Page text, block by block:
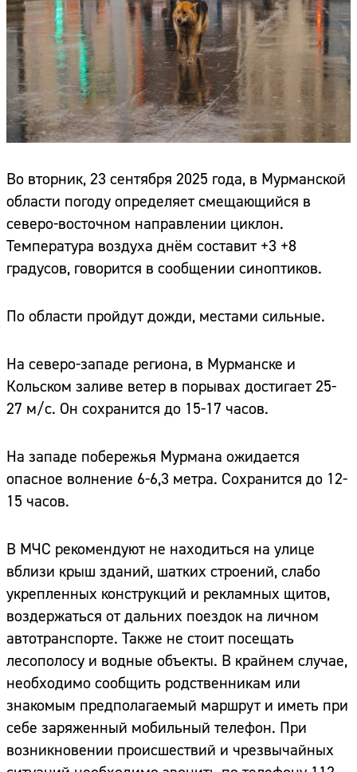
Во вторник, 23 сентября 2025 года, в Мурманской
области погоду определяет смещающийся в
северо-восточном направлении циклон.
Температура воздуха днём составит +3 +8
градусов, говорится в сообщении синоптиков.
По области пройдут дожди, местами сильные.
На северо-западе региона, в Мурманске и
Кольском заливе ветер в порывах достигает 25-
27 м/с. Он сохранится до 15-17 часов.
На западе побережья Мурмана ожидается
опасное волнение 6-6,3 метра. Сохранится до 12-
15 часов.
В МЧС рекомендуют не находиться на улице
вблизи крыш зданий, шатких строений, слабо
укрепленных конструкций и рекламных щитов,
воздержаться от дальних поездок на личном
автотранспорте. Также не стоит посещать
лесополосу и водные объекты. В крайнем случае,
необходимо сообщить родственникам или
знакомым предполагаемый маршрут и иметь при
себе заряженный мобильный телефон. При
возникновении происшествий и чрезвычайных